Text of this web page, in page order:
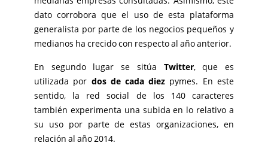
dato corrobora que el uso de esta plataforma
generalista por parte de los negocios pequeños y
medianos ha crecido con respecto al año anterior.
En segundo lugar se sitúa Twitter, que es
utilizada por dos de cada diez pymes. En este
sentido, la red social de los 140 caracteres
también experimenta una subida en lo relativo a
su uso por parte de estas organizaciones, en
relación al año 2014.